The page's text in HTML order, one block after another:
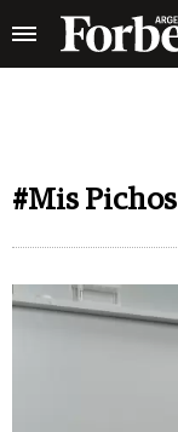
#Mis Pichos